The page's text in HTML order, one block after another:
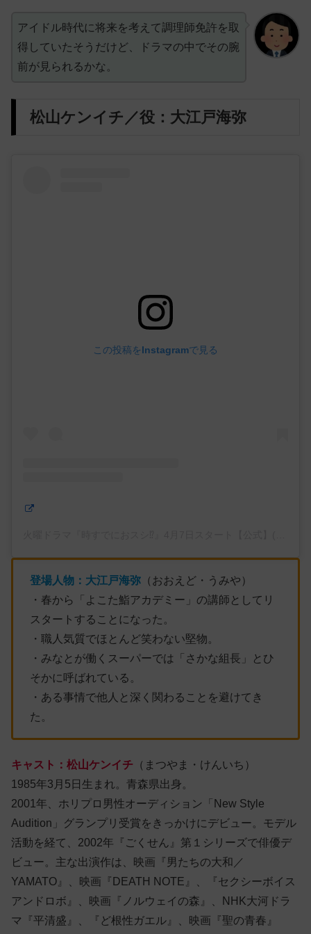
アイドル時代に将来を考えて調理師免許を取
得していたそうだけど、ドラマの中でその腕
前が見られるかな。
松山ケンイチ／役：大江戸海弥
この投稿をInstagramで見る
登場人物：大江戸海弥 （おおえど・うみや）
・春から「よこた鮨アカデミー」の講師としてリ
スタートすることになった。
・職人気質でほとんど笑わない堅物。
・みなとが働くスーパーでは「さかな組長」とひ
そかに呼ばれている。
・ある事情で他人と深く関わることを避けてき
た。
キャスト：松山ケンイチ （まつやま・けんいち）
1985年3月5日生まれ。青森県出身。
2001年、ホリプロ男性オーディション「New Style
Audition」グランプリ受賞をきっかけにデビュー。モデル
活動を経て、2002年『ごくせん』第１シリーズで俳優デ
ビュー。主な出演作は、映画『男たちの大和／
YAMATO』、映画『DEATH NOTE』、『セクシーボイス
アンドロボ』、映画『ノルウェイの森』、NHK大河ドラ
マ『平清盛』、『ど根性ガエル』、映画『聖の青春』